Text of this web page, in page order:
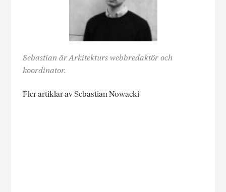
Sebastian är Arkitekturs webbredaktör och
koordinator.
Fler artiklar av Sebastian Nowacki